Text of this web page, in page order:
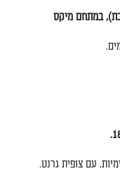
),במתחם מיקס
.
. עם צופית גרנט.